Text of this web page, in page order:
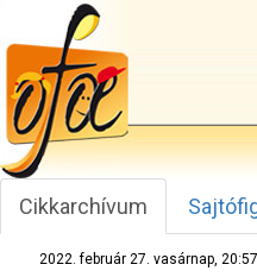
Cikkarchívum
2022. február 27. vasárnap, 20:57